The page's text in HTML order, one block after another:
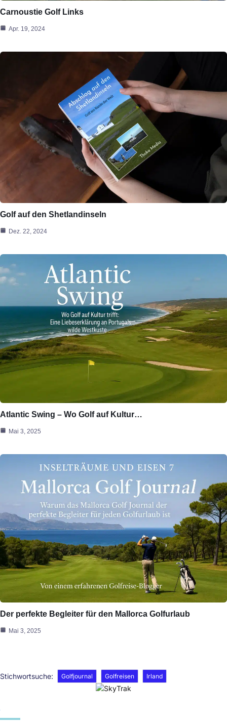
Carnoustie Golf Links
Apr. 19, 2024
Golf auf den Shetlandinseln
Dez. 22, 2024
Atlantic Swing – Wo Golf auf Kultur…
Mai 3, 2025
Der perfekte Begleiter für den Mallorca Golfurlaub
Mai 3, 2025
Stichwortsuche: Golfjournal Golfreisen Irland